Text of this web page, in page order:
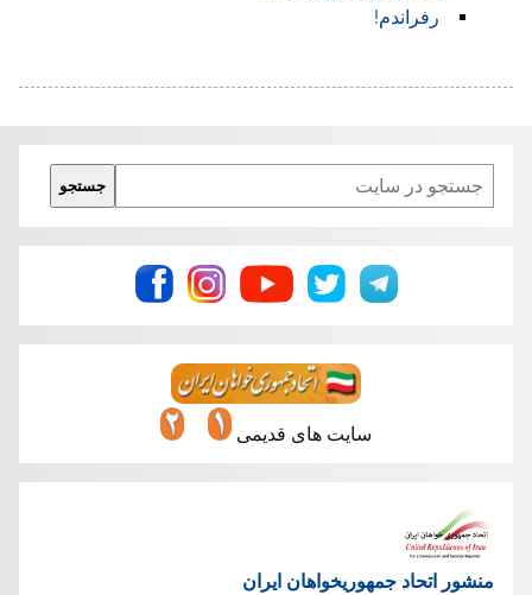
رفراندم!
Search
جستجو
سایت های قدیمی
منشور اتحاد جمهوریخواهان ایران